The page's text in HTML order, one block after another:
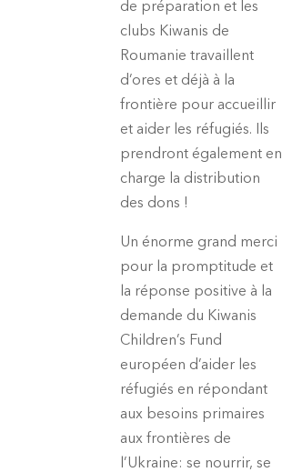
de préparation et les
clubs Kiwanis de
Roumanie travaillent
d’ores et déjà à la
frontière pour accueillir
et aider les réfugiés. Ils
prendront également en
charge la distribution
des dons !
Un énorme grand merci
pour la promptitude et
la réponse positive à la
demande du Kiwanis
Children’s Fund
européen d’aider les
réfugiés en répondant
aux besoins primaires
aux frontières de
l’Ukraine: se nourrir, se